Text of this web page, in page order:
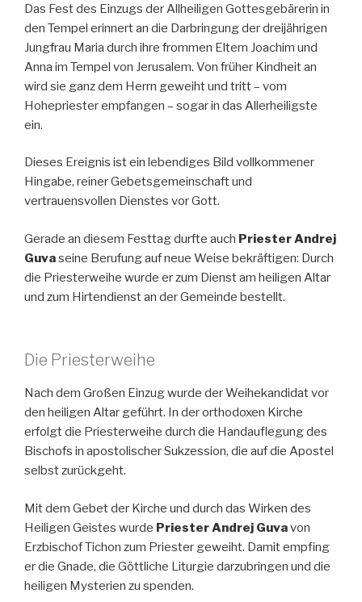
Das Fest des Einzugs der Allheiligen Gottesgebärerin in
den Tempel erinnert an die Darbringung der dreijährigen
Jungfrau Maria durch ihre frommen Eltern Joachim und
Anna im Tempel von Jerusalem. Von früher Kindheit an
wird sie ganz dem Herrn geweiht und tritt – vom
Hohepriester empfangen – sogar in das Allerheiligste
ein.
Dieses Ereignis ist ein lebendiges Bild vollkommener
Hingabe, reiner Gebetsgemeinschaft und
vertrauensvollen Dienstes vor Gott.
Gerade an diesem Festtag durfte auch Priester Andrej
Guvaseine Berufung auf neue Weise bekräftigen: Durch
die Priesterweihe wurde er zum Dienst am heiligen Altar
und zum Hirtendienst an der Gemeinde bestellt.
Die Priesterweihe
Nach dem Großen Einzug wurde der Weihekandidat vor
den heiligen Altar geführt. In der orthodoxen Kirche
erfolgt die Priesterweihe durch die Handauflegung des
Bischofs in apostolischer Sukzession, die auf die Apostel
selbst zurückgeht.
Mit dem Gebet der Kirche und durch das Wirken des
Heiligen Geistes wurde Priester Andrej Guvavon
Erzbischof Tichon zum Priester geweiht. Damit empfing
er die Gnade, die Göttliche Liturgie darzubringen und die
heiligen Mysterien zu spenden.